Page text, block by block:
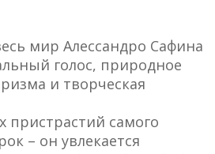
мир Алессандро Сафина
голос, природное
и творческая
пристрастий самого
– он увлекается